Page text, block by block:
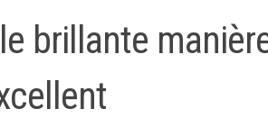
brillante